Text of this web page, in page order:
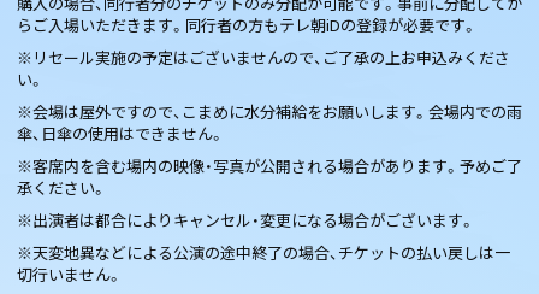
らご入場いただきます。同行者の方もテレ朝iDの登録が必要です。
※リセール実施の予定はございませんので、ご了承の上お申込みくださ
い。
※会場は屋外ですので、こまめに水分補給をお願いします。会場内での雨
傘、日傘の使用はできません。
※客席内を含む場内の映像・写真が公開される場合があります。予めご了
承ください。
※出演者は都合によりキャンセル・変更になる場合がございます。
※天変地異などによる公演の途中終了の場合、チケットの払い戻しは一
切行いません。